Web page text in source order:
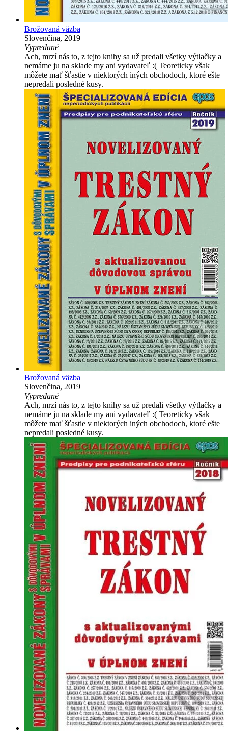
Brožovaná väzba
Slovenčina, 2019
Vypredané
Ach, mrzí nás to, z tejto knihy sa už predali všetky výtlačky a
nemáme ju na sklade my ani vydavateľ :( Teoreticky však
môžete mať šťastie v niektorých iných obchodoch, ktoré ešte
nepredali posledné kusy.
Brožovaná väzba
Slovenčina, 2019
Vypredané
Ach, mrzí nás to, z tejto knihy sa už predali všetky výtlačky a
nemáme ju na sklade my ani vydavateľ :( Teoreticky však
môžete mať šťastie v niektorých iných obchodoch, ktoré ešte
nepredali posledné kusy.